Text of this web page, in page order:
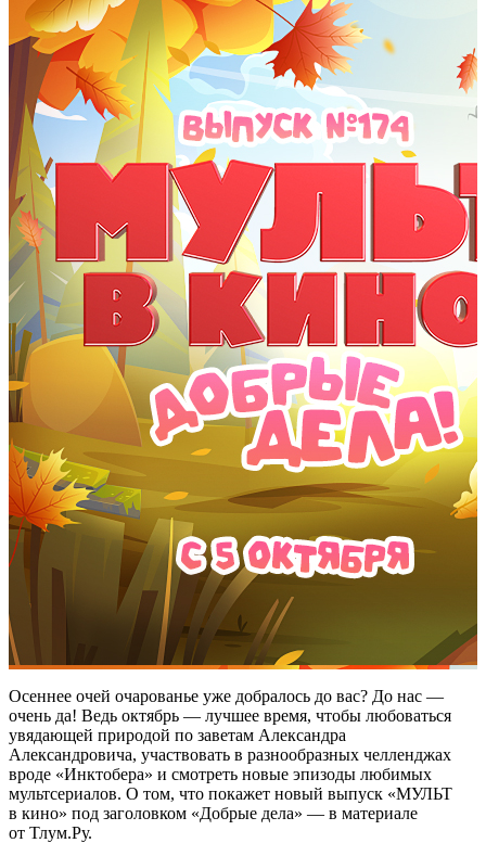
Осеннее очей очарованье уже добралось до вас? До нас —
очень да! Ведь октябрь — лучшее время, чтобы любоваться
увядающей природой по заветам Александра
Александровича, участвовать в разнообразных челленджах
вроде «Инктобера» и смотреть новые эпизоды любимых
мультсериалов. О том, что покажет новый выпуск «МУЛЬТ
в кино» под заголовком «Добрые дела» — в материале
от Тлум.Ру.